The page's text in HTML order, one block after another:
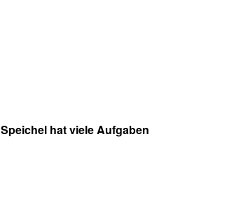
Speichel hat viele Aufgaben